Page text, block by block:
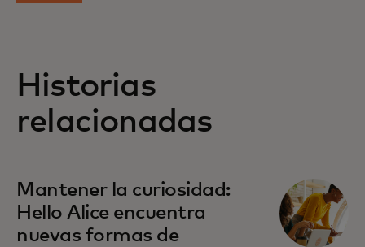
Historias
relacionadas
Mantener la curiosidad:
Hello Alice encuentra
nuevas formas de